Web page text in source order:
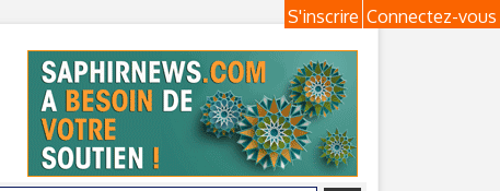
Connectez-vous
S'inscrire